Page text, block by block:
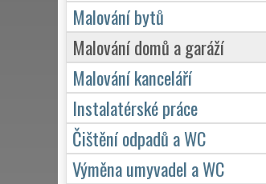
Malování bytů
Malování domů a garáží
Malování kanceláří
Instalatérské práce
Čištění odpadů a WC
Výměna umyvadel a WC